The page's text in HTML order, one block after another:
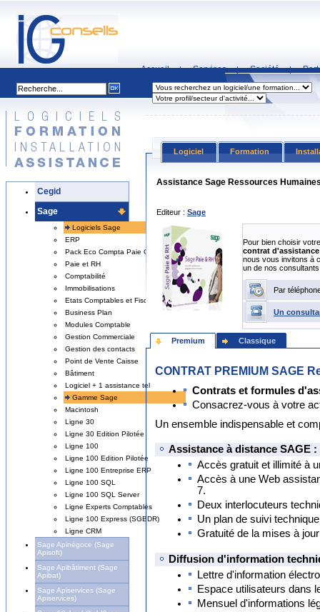
Accueil | Services | Société |
Cegid
Sage
Logiciels Sage
ERP
Pack Eco Compta Paie Gestion
Paie et RH
Comptabilité
Immobilisations
Etats Comptables et Fiscaux
Business Plan
Modules Comptable
Gestion Commerciale
Gestion des contacts
Point de Vente Caisse
Bâtiment
Logiciel + 1 assistance tel
Gamme Sage
Macintosh
Ligne 30
Ligne 30 Edition Pilotée
Ligne 100
Ligne 100 Edition Pilotée
Ligne 100 Entreprise ERP
Ligne 100 SQL
Ligne 100 SQL Server
Ligne Experts Comptables
Ligne 100 Express (SGBDR)
Ligne CRM
Sage Apinégoce (Sage
Apisoft)
Sage Apibâtiment (Sage
Apibat)
Sage Apiservices (Sage
Apiservices)
Logiciel Formation
Assistance Sage Ressources
Editeur : Sage
Pour bien choisir votre
contrat
nous vous invitons à
un de nos consultants
Par
Un
Premium Classique
CONTRAT PREMIUM SAGE
Contrats et formules
Consacrez-vous à votre
Un ensemble indispensable et
Assistance à distance SAGE :
Accès gratuit et illimité à
Accès à une Web
7.
Deux interlocuteurs
Un plan de suivi
Gratuité de la mises à
Diffusion d'information
Lettre d'information
Espace utilisateurs dans
Mensuel d'informations